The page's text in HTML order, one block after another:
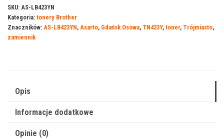
do
Brother
423YN
4000
yellow
SKU: AS-LB423YN
Kategoria: tonery Brother
Znaczników: AS-LB423YN, Asarto, Gdańsk Osowa, TN423Y, toner, Trójmiasto,
zamiennik
Opis
Informacje dodatkowe
Opinie (0)